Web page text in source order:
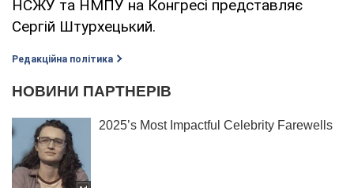
НСЖУ та НМПУ на Конгресі представляє
Сергій Штурхецький.
Редакційна політика